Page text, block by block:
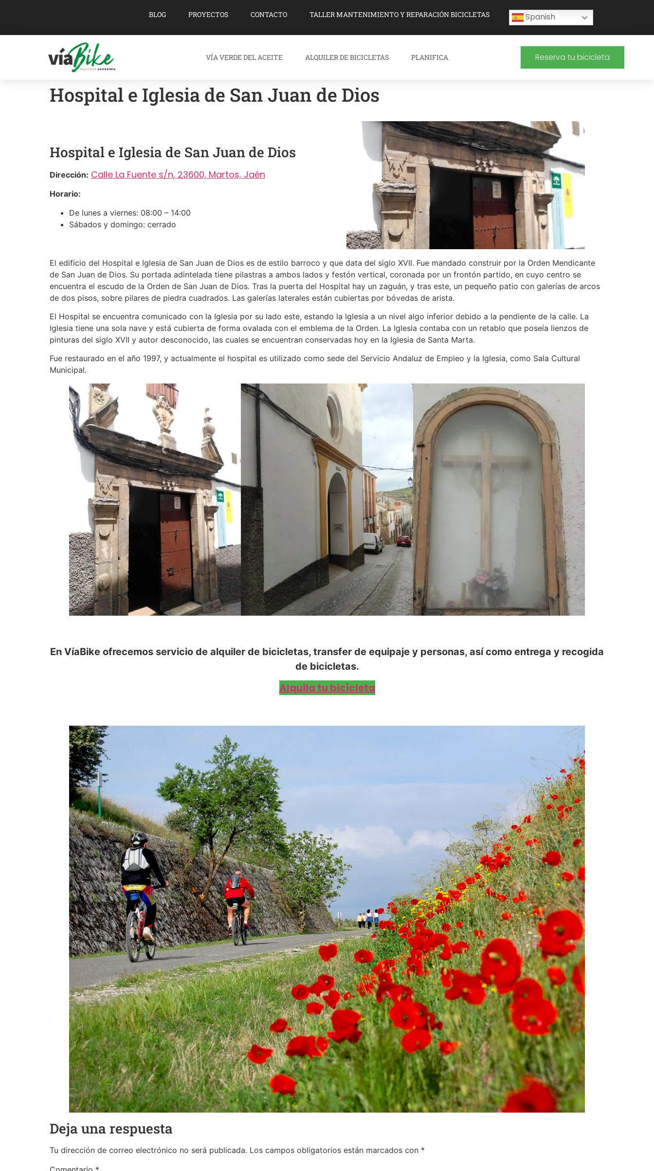
BLOG PROYECTOS CONTACTO TALLER MANTENIMIENTO Y REPARACIÓN BICICLETAS Spanish
VÍA VERDE DEL ACEITE ALQUILER DE BICICLETAS PLANIFICA Reserva tu bicicleta
Hospital e Iglesia de San Juan de Dios
Hospital e Iglesia de San Juan de Dios
Dirección: Calle La Fuente s/n, 23600, Martos, Jaén
Horario:
De lunes a viernes: 08:00 – 14:00
Sábados y domingo: cerrado
El edificio del Hospital e Iglesia de San Juan de Dios es de estilo barroco y que data del siglo XVII. Fue mandado construir por la Orden Mendicante
de San Juan de Dios. Su portada adintelada tiene pilastras a ambos lados y festón vertical, coronada por un frontón partido, en cuyo centro se
encuentra el escudo de la Orden de San Juan de Dios. Tras la puerta del Hospital hay un zaguán, y tras este, un pequeño patio con galerías de arcos
de dos pisos, sobre pilares de piedra cuadrados. Las galerías laterales están cubiertas por bóvedas de arista.
El Hospital se encuentra comunicado con la Iglesia por su lado este, estando la Iglesia a un nivel algo inferior debido a la pendiente de la calle. La
Iglesia tiene una sola nave y está cubierta de forma ovalada con el emblema de la Orden. La Iglesia contaba con un retablo que poseía lienzos de
pinturas del siglo XVII y autor desconocido, las cuales se encuentran conservadas hoy en la Iglesia de Santa Marta.
Fue restaurado en el año 1997, y actualmente el hospital es utilizado como sede del Servicio Andaluz de Empleo y la Iglesia, como Sala Cultural
Municipal.
En VíaBike ofrecemos servicio de alquiler de bicicletas, transfer de equipaje y personas, así como entrega y recogida
de bicicletas.
Alquila tu bicicleta
Deja una respuesta
Tu dirección de correo electrónico no será publicada. Los campos obligatorios están marcados con *